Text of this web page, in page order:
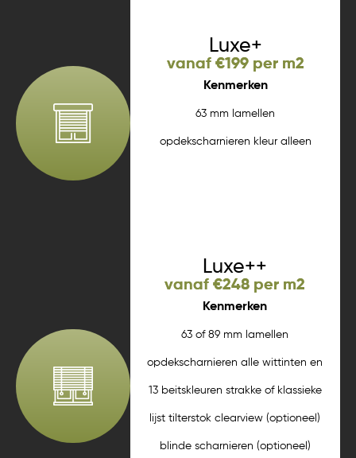
Luxe+
vanaf €199 per m2
Kenmerken
63 mm lamellen
opdekscharnieren kleur alleen
Luxe++
vanaf €248 per m2
Kenmerken
63 of 89 mm lamellen
opdekscharnieren alle wittinten en
13 beitskleuren strakke of klassieke
lijst tilterstok clearview (optioneel)
blinde scharnieren (optioneel)